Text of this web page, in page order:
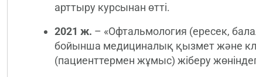
арттыру курсынан өтті.
2021 ж. – «Офтальмология (ересек,
бойынша медициналық қызмет және
(пациенттермен жұмыс) жіберу